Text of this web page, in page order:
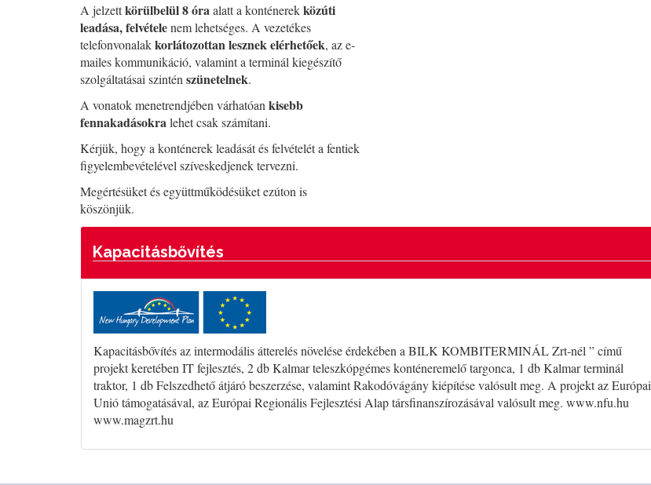
A jelzettkörülbelül 8 óraalatt a konténerekközúti
leadása, felvételenem lehetséges. A vezetékes
telefonvonalakkorlátozottan lesznek elérhetőek, az e-
mailes kommunikáció, valamint a terminál kiegészítő
szolgáltatásai szintén szünetelnek.
A vonatok menetrendjében várhatóan kisebb
fennakadásokralehet csak számítani.
Kérjük, hogy a konténerek leadását és felvételét a fentiek
figyelembevételével szíveskedjenek tervezni.
Megértésüket és együttműködésüket ezúton is
köszönjük.
Kapacitásbővítés
Kapacitásbővítés az intermodális átterelés növelése érdekében a BILK KOMBITERMINÁL Zrt-nél ” című
projekt keretében IT fejlesztés, 2 db Kalmar teleszkópgémes konténeremelő targonca, 1 db Kalmar terminál
traktor, 1 db Felszedhető átjáró beszerzése, valamint Rakodóvágány kiépítése valósult meg. A projekt az Európai
Unió támogatásával, az Európai Regionális Fejlesztési Alap társfinanszírozásával valósult meg. www.nfu.hu
www.magzrt.hu